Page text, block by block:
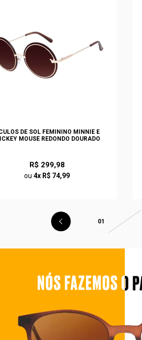
DE SOL FEMININO MINNIE E
MOUSE REDONDO DOURADO
R$ 299,98
ou4x R$ 74,99
01